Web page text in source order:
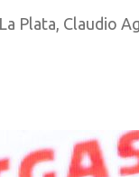
Plata, Claudio